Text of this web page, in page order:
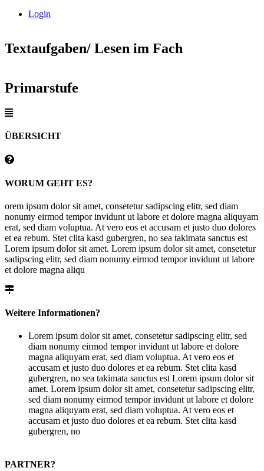
Login
Textaufgaben/ Lesen im Fach
Primarstufe
ÜBERSICHT
WORUM GEHT ES?
orem ipsum dolor sit amet, consetetur sadipscing elitr, sed diam
nonumy eirmod tempor invidunt ut labore et dolore magna aliquyam
erat, sed diam voluptua. At vero eos et accusam et justo duo dolores
et ea rebum. Stet clita kasd gubergren, no sea takimata sanctus est
Lorem ipsum dolor sit amet. Lorem ipsum dolor sit amet, consetetur
sadipscing elitr, sed diam nonumy eirmod tempor invidunt ut labore
et dolore magna aliqu
Weitere Informationen?
Lorem ipsum dolor sit amet, consetetur sadipscing elitr, sed
diam nonumy eirmod tempor invidunt ut labore et dolore
magna aliquyam erat, sed diam voluptua. At vero eos et
accusam et justo duo dolores et ea rebum. Stet clita kasd
gubergren, no sea takimata sanctus est Lorem ipsum dolor sit
amet. Lorem ipsum dolor sit amet, consetetur sadipscing elitr,
sed diam nonumy eirmod tempor invidunt ut labore et dolore
magna aliquyam erat, sed diam voluptua. At vero eos et
accusam et justo duo dolores et ea rebum. Stet clita kasd
gubergren, no
PARTNER?